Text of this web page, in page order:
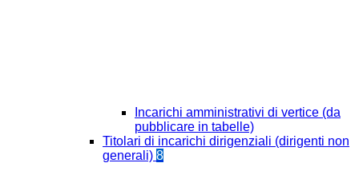
Incarichi amministrativi di vertice (da
pubblicare in tabelle)
Titolari di incarichi dirigenziali (dirigenti non
generali) 8